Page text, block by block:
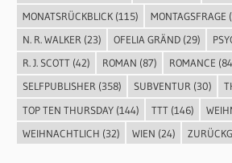
MONATSRÜCKBLICK(115) MONTAGSFRAGE
N. R. WALKER (23) OFELIA GRÄND(29)
R. J. SCOTT(42) ROMAN (87) ROMANCE
SELFPUBLISHER(358) SUBVENTUR(30)
TOP TEN THURSDAY(144) TTT(146)
WEIHNACHTLICH (32) WIEN (24)